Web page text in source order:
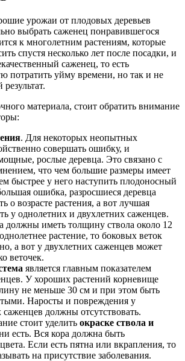
урожаи от плодовых деревьев
выбрать саженец понравившегося
к многолетним растениям, которые
спустя несколько лет после посадки, и
саженец, то есть
потратить уйму времени, но так и не
материала, стоит обратить внимание
. Для некоторых неопытных
совершать ошибку, и
рослые деревца. Это связано с
что чем большие размеры имеет
быстрее у него наступить плодоносный
ошибка, разросшиеся деревца
о возрасте растения, а вот лучшая
у однолетних и двухлетних саженцев.
должны иметь толщину ствола около 12
растение, то боковых веток
а вот у двухлетних саженцев может
веточек.
является главным показателем
У хороших растений корневище
не меньше 30 см и при этом быть
Наросты и повреждения у
саженцев должны отсутствовать.
стоит уделить окраске ствола и
есть. Вся кора должна быть
Если есть пятна или вкрапления, то
на присутствие заболевания.